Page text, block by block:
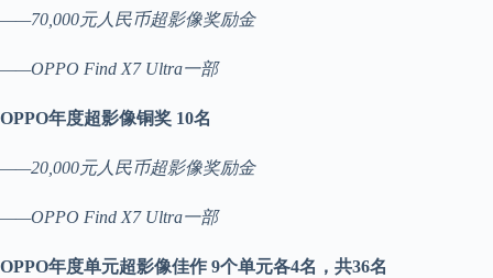
——70,000元人民币超影像奖励金
——OPPO Find X7 Ultra一部
OPPO年度超影像铜奖 10名
——20,000元人民币超影像奖励金
——OPPO Find X7 Ultra一部
OPPO年度单元超影像佳作 9个单元各4名，共36名